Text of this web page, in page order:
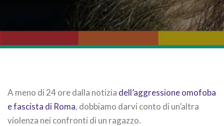
A meno di 24 ore dalla notizia dell’aggressione omofoba
e fascista di Roma, dobbiamo darvi conto di un’altra
violenza nei confronti di un ragazzo.